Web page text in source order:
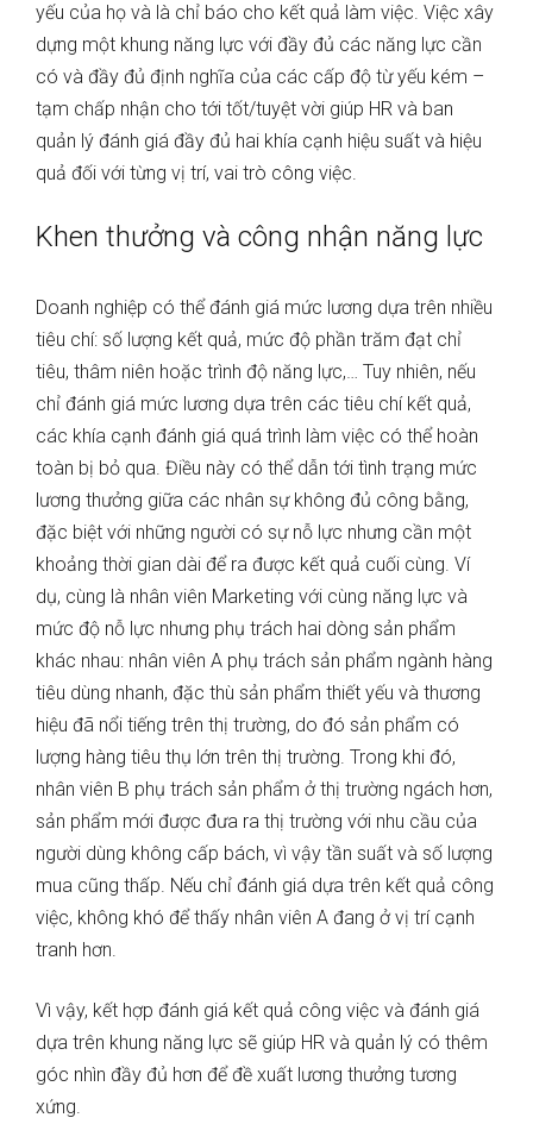
yếu của họ và là chỉ báo cho kết quả làm việc. Việc xây
dựng một khung năng lực với đầy đủ các năng lực cần
có và đầy đủ định nghĩa của các cấp độ từ yếu kém –
tạm chấp nhận cho tới tốt/tuyệt vời giúp HR và ban
quản lý đánh giá đầy đủ hai khía cạnh hiệu suất và hiệu
quả đối với từng vị trí, vai trò công việc.
Khen thưởng và công nhận năng lực
Doanh nghiệp có thể đánh giá mức lương dựa trên nhiều
tiêu chí: số lượng kết quả, mức độ phần trăm đạt chỉ
tiêu, thâm niên hoặc trình độ năng lực,… Tuy nhiên, nếu
chỉ đánh giá mức lương dựa trên các tiêu chí kết quả,
các khía cạnh đánh giá quá trình làm việc có thể hoàn
toàn bị bỏ qua. Điều này có thể dẫn tới tình trạng mức
lương thưởng giữa các nhân sự không đủ công bằng,
đặc biệt với những người có sự nỗ lực nhưng cần một
khoảng thời gian dài để ra được kết quả cuối cùng. Ví
dụ, cùng là nhân viên Marketing với cùng năng lực và
mức độ nỗ lực nhưng phụ trách hai dòng sản phẩm
khác nhau: nhân viên A phụ trách sản phẩm ngành hàng
tiêu dùng nhanh, đặc thù sản phẩm thiết yếu và thương
hiệu đã nổi tiếng trên thị trường, do đó sản phẩm có
lượng hàng tiêu thụ lớn trên thị trường. Trong khi đó,
nhân viên B phụ trách sản phẩm ở thị trường ngách hơn,
sản phẩm mới được đưa ra thị trường với nhu cầu của
người dùng không cấp bách, vì vậy tần suất và số lượng
mua cũng thấp. Nếu chỉ đánh giá dựa trên kết quả công
việc, không khó để thấy nhân viên A đang ở vị trí cạnh
tranh hơn.
Vì vậy, kết hợp đánh giá kết quả công việc và đánh giá
dựa trên khung năng lực sẽ giúp HR và quản lý có thêm
góc nhìn đầy đủ hơn để đề xuất lương thưởng tương
xứng.